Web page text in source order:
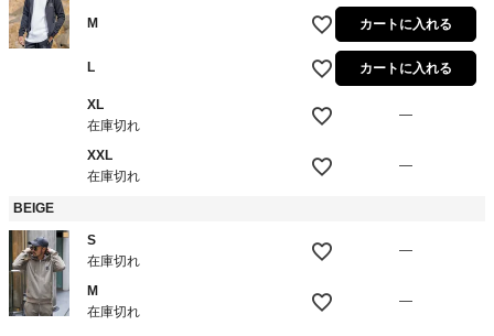
M カートに入れる
L カートに入れる
XL
在庫切れ
—
XXL
在庫切れ
—
BEIGE
S
在庫切れ
—
M
在庫切れ
—